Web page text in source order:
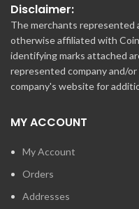
Disclaimer:
The merchants represented
otherwise affiliated with
identifying marks attached
represented company and/
company's website for
MY ACCOUNT
My Account
Orders
Addresses